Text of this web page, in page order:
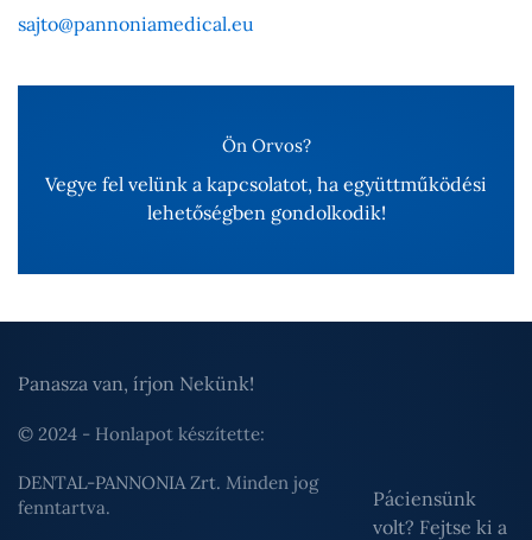
sajto@pannoniamedical.eu
Ön Orvos?
Vegye fel velünk a kapcsolatot, ha együttműködési
lehetőségben gondolkodik!
Panasza van, írjon Nekünk!
© 2024 - Honlapot készítette:
DENTAL-PANNONIA Zrt. Minden jog
fenntartva.
Páciensünk
volt? Fejtse ki a